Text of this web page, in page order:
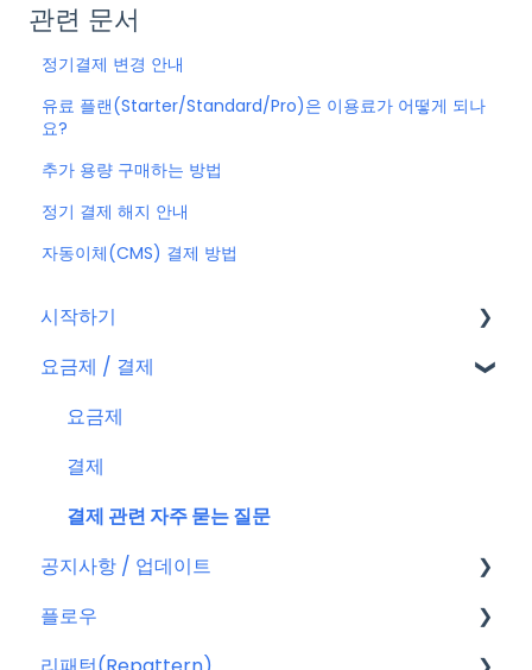
관련 문서
정기결제 변경 안내
유료 플랜(Starter/Standard/Pro)은 이용료가 어떻게 되나
요?
추가 용량 구매하는 방법
정기 결제 해지 안내
자동이체(CMS) 결제 방법
시작하기
회원가입
플로우 계정
요금제 / 결제
요금제
결제
결제 관련 자주 묻는 질문
공지사항 / 업데이트
공지사항
플로우